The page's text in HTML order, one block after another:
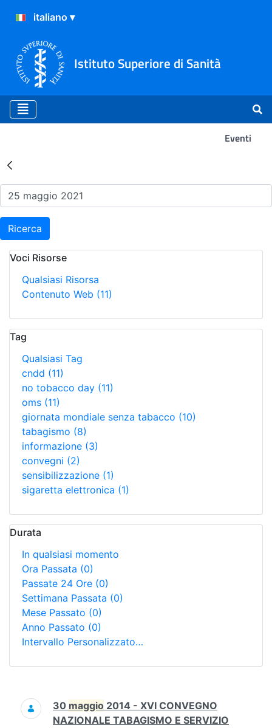
Istituto Superiore di Sanità
Eventi
Risultati della Ricerca -
Ricerca
Voci Risorse
Qualsiasi Risorsa
Contenuto Web (11)
Tag
Qualsiasi Tag
cndd (11)
no tobacco day (11)
oms (11)
giornata mondiale senza tabacco (10)
tabagismo (8)
informazione (3)
convegni (2)
sensibilizzazione (1)
sigaretta elettronica (1)
Durata
In qualsiasi momento
Ora Passata (0)
Passate 24 Ore (0)
Settimana Passata (0)
Mese Passato (0)
Anno Passato (0)
Intervallo Personalizzato…
Ricerca
30 maggio 2014 - XVI CONVEGNO
NAZIONALE TABAGISMO E SERVIZIO